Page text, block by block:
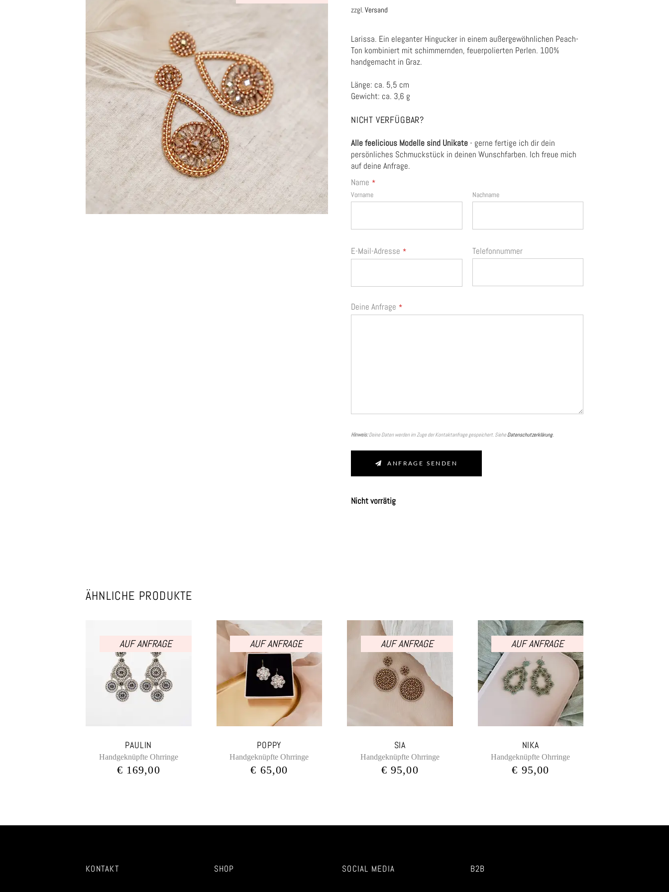
zzgl.Versand
Larissa. Ein eleganter Hingucker in einem außergewöhnlichen Peach-
Ton kombiniert mit schimmernden, feuerpolierten Perlen. 100%
handgemacht in Graz.
Länge: ca. 5,5 cm
Gewicht: ca. 3,6 g
NICHT VERFÜGBAR?
Alle feelicious Modelle sind Unikate- gerne fertige ich dir dein
persönliches Schmuckstück in deinen Wunschfarben. Ich freue mich
auf deine Anfrage.
Name *
Vorname Nachname
E-Mail-Adresse * Telefonnummer
Business
Email *
Deine Anfrage *
Hinweis:Deine Daten werden im Zuge der Kontaktanfrage gespeichert. SieheDatenschutzerklärung.
ANFRAGE SENDEN
Nicht vorrätig
ÄHNLICHE PRODUKTE
AUF ANFRAGE
PAULIN
Handgeknüpfte Ohrringe
€ 169,00
AUF ANFRAGE
POPPY
Handgeknüpfte Ohrringe
€ 65,00
AUF ANFRAGE
SIA
Handgeknüpfte Ohrringe
€ 95,00
AUF ANFRAGE
NIKA
Handgeknüpfte Ohrringe
€ 95,00
KONTAKT SHOP SOCIAL MEDIA B2B